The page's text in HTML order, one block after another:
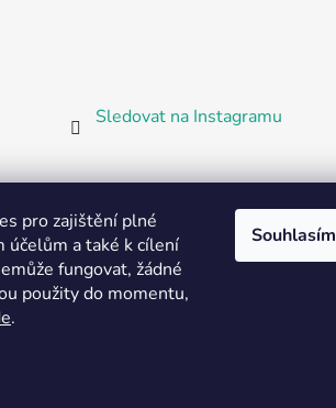
pro zajištění plné
účelům a také k cílení
fungovat, žádné
použity do momentu,
.
Souhlasím
Sledovat na Instagramu
Barefoot Plzeň